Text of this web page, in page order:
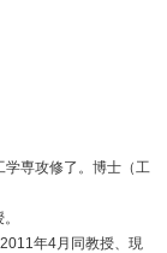
学専攻修了。博士（工
年4月同教授、現